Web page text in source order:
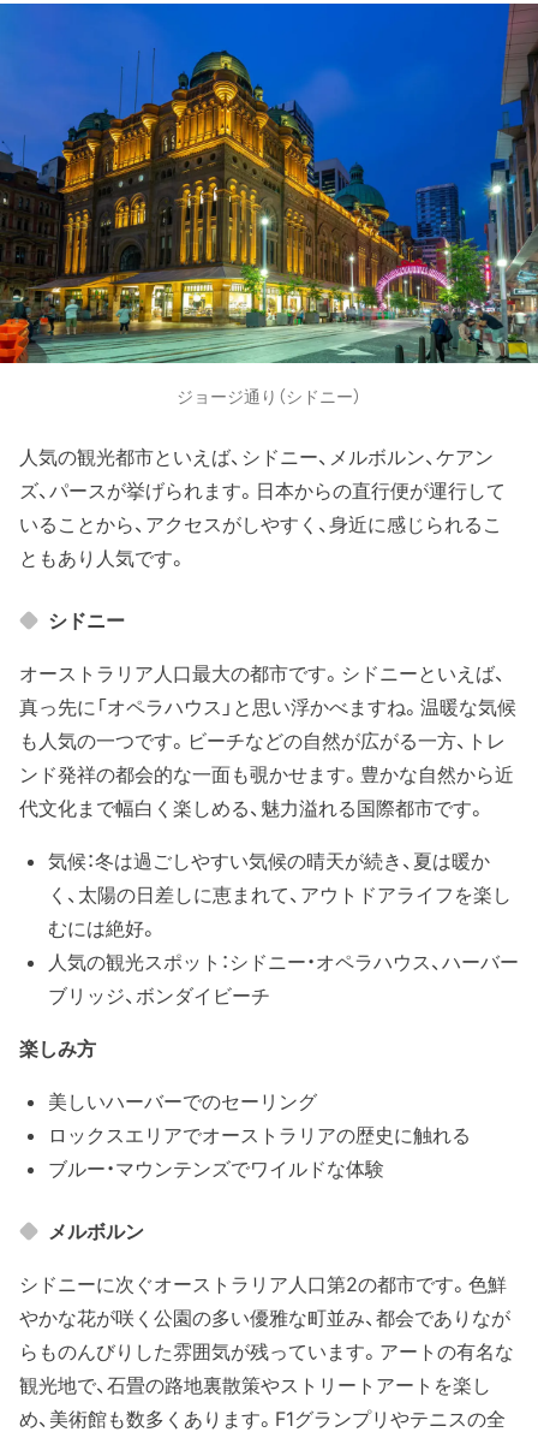
ジョージ通り（シドニー）
人気の観光都市といえば、シドニー、メルボルン、ケアン
ズ、パースが挙げられます。日本からの直行便が運行して
いることから、アクセスがしやすく、身近に感じられるこ
ともあり人気です。
シドニー
オーストラリア人口最大の都市です。シドニーといえば、
真っ先に「オペラハウス」と思い浮かべますね。温暖な気候
も人気の一つです。ビーチなどの自然が広がる一方、トレ
ンド発祥の都会的な一面も覗かせます。豊かな自然から近
代文化まで幅白く楽しめる、魅力溢れる国際都市です。
気候：冬は過ごしやすい気候の晴天が続き、夏は暖か
く、太陽の日差しに恵まれて、アウトドアライフを楽し
むには絶好。
人気の観光スポット：シドニー・オペラハウス、ハーバー
ブリッジ、ボンダイビーチ
楽しみ方
美しいハーバーでのセーリング
ロックスエリアでオーストラリアの歴史に触れる
ブルー・マウンテンズでワイルドな体験
メルボルン
シドニーに次ぐオーストラリア人口第2の都市です。色鮮
やかな花が咲く公園の多い優雅な町並み、都会でありなが
らものんびりした雰囲気が残っています。アートの有名な
観光地で、石畳の路地裏散策やストリートアートを楽し
め、美術館も数多くあります。F1グランプリやテニスの全